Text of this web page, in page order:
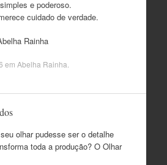
e poderoso.
cuidado de verdade.
Rainha
em Abelha Rainha
olhar pudesse ser o detalhe
toda a produção? O Olhar